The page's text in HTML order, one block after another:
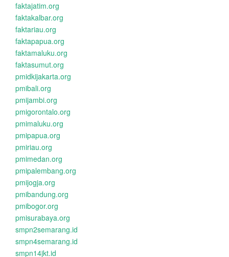
faktajatim.org
faktakalbar.org
faktariau.org
faktapapua.org
faktamaluku.org
faktasumut.org
pmidkijakarta.org
pmibali.org
pmijambi.org
pmigorontalo.org
pmimaluku.org
pmipapua.org
pmiriau.org
pmimedan.org
pmipalembang.org
pmijogja.org
pmibandung.org
pmibogor.org
pmisurabaya.org
smpn2semarang.id
smpn4semarang.id
smpn14jkt.id